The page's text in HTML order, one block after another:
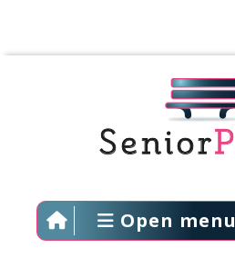
Open menu